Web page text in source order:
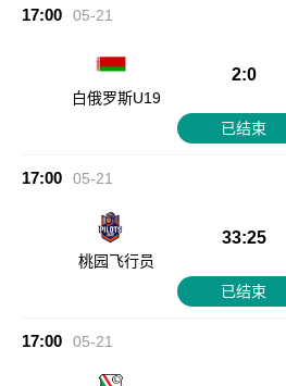
17:00 05-21
白俄罗斯U19
2:0
已结束
17:00 05-21
桃园飞行员
33:25
已结束
17:00 05-21